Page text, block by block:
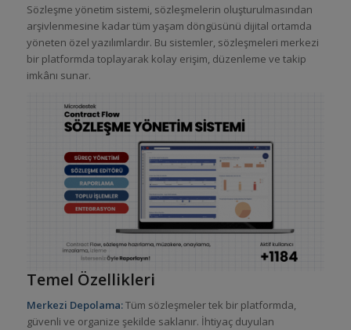
Sözleşme yönetim sistemi, sözleşmelerin oluşturulmasından
arşivlenmesine kadar tüm yaşam döngüsünü dijital ortamda
yöneten özel yazılımlardır. Bu sistemler, sözleşmeleri merkezi
bir platformda toplayarak kolay erişim, düzenleme ve takip
imkânı sunar.
Temel Özellikleri
Merkezi Depolama:Tüm sözleşmeler tek bir platformda,
güvenli ve organize şekilde saklanır. İhtiyaç duyulan